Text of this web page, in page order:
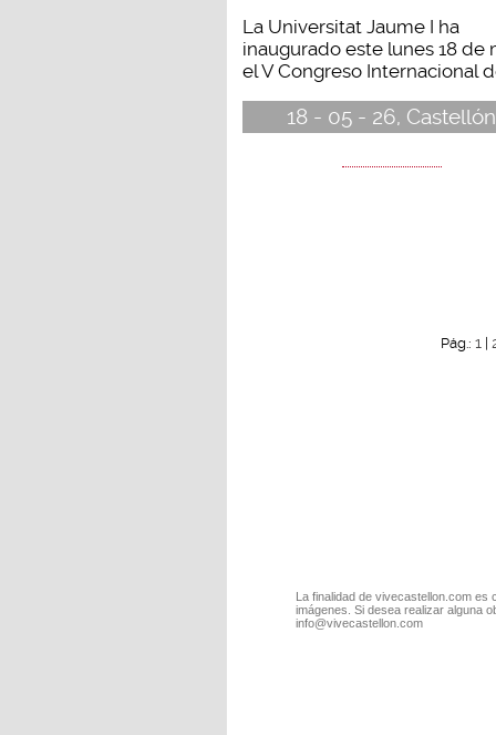
La Universitat Jaume I ha
inaugurado este lunes 18 de
el V Congreso Internacional
18 - 05 - 26, Castellón
Pág.:1 |
La finalidad de vivecastellon.com
imágenes. Si desea realizar alguna
info@vivecastellon.com